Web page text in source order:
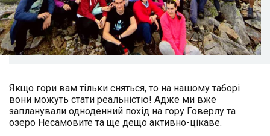
Якщо гори вам тільки сняться, то на нашому таборі
вони можуть стати реальністю! Адже ми вже
запланували одноденний похід на гору Говерлу та
озеро Несамовите та ще дещо активно-цікаве.